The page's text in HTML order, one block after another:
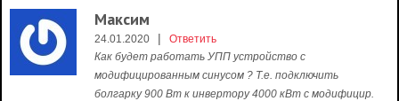
Максим
24.01.2020 |
Ответить
Как будет работать УПП устройство с
модифицированным синусом ? Т.е. подключить
болгарку 900 Вт к инвертору 4000 кВт с модифицир.